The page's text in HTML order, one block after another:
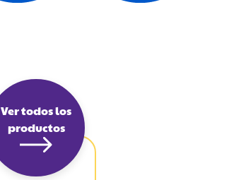
Ver todos los
productos